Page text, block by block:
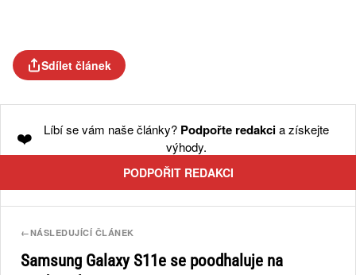
Sdílet článek
❤️ Líbí se vám naše články? Podpořte redakcia získejte
výhody.
PODPOŘIT REDAKCI
←NÁSLEDUJÍCÍ ČLÁNEK
Samsung Galaxy S11e se poodhaluje na